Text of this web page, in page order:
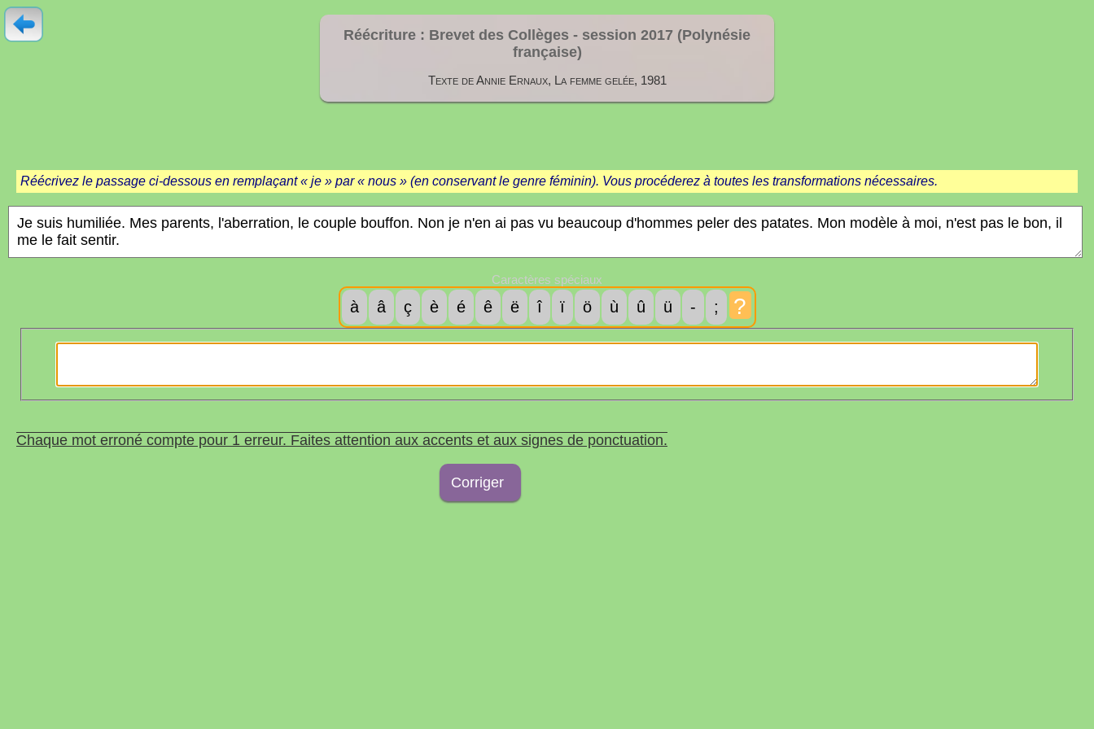
Réécriture : Brevet des Collèges - session 2017 (Polynésie
française)
Texte de Annie Ernaux, La femme gelée, 1981
Réécrivez le passage ci-dessous en remplaçant « je » par « nous » (en conservant le genre féminin). Vous procéderez à toutes les transformations nécessaires.
Caractères spéciaux
à â ç è é ê ë î ï ö ù û ü - ; ?
Chaque mot erroné compte pour 1 erreur. Faites attention aux accents et aux signes de ponctuation.